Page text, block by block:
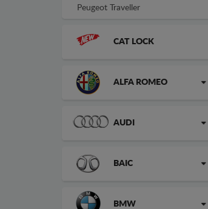
Peugeot Traveller
CAT LOCK
ALFA ROMEO
AUDI
BAIC
BMW